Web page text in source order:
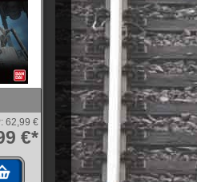
62,99 €
€*